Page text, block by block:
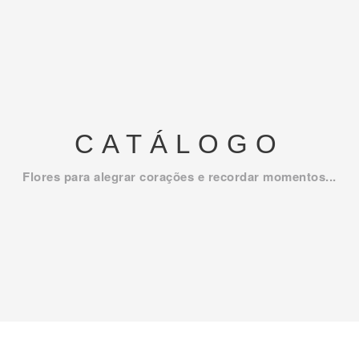
CATÁLOGO
Flores para alegrar corações e recordar momentos...